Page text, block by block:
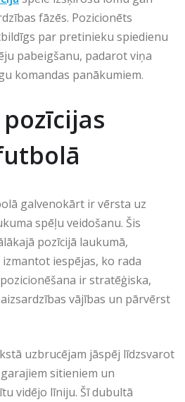
fāzēs. Pozicionēts
par pretinieku spiedienu
pabeigšanu, padarot viņa
komandas panākumiem.
galvenokārt ir vērsta uz
spēļu veidošanu. Šis
pozīcijā laukumā,
iespējas, ko rada
ir stratēģiska,
vājības un pārvērst
uzbrucējam jāspēj līdzsvarot
sitieniem un
vidējo līniju. Šī dubultā